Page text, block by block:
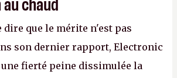
dire que le mérite n'est pas
son dernier rapport, Electronic
fierté peine dissimulée la